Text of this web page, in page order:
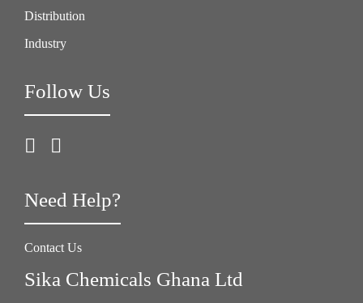
Distribution
Industry
Follow Us
Need Help?
Contact Us
Sika Chemicals Ghana Ltd